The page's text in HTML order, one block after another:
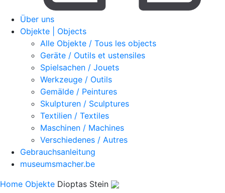
Über uns
Objekte | Objects
Alle Objekte / Tous les objects
Geräte / Outils et ustensiles
Spielsachen / Jouets
Werkzeuge / Outils
Gemälde / Peintures
Skulpturen / Sculptures
Textilien / Textiles
Maschinen / Machines
Verschiedenes / Autres
Gebrauchsanleitung
museumsmacher.be
Home Objekte Dioptas Stein